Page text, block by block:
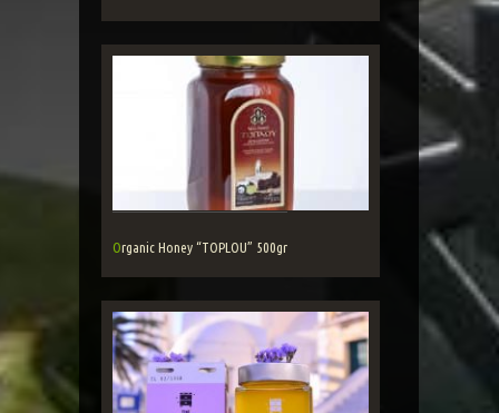
Organic Honey “TOPLOU” 500gr